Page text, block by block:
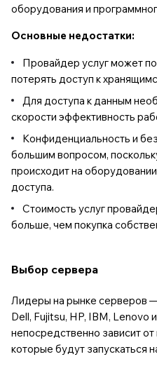
оборудования и
Основные недостатки:
Провайдер услуг может
потерять доступ к
Для доступа к данным
скорости эффективность
Конфиденциальность и
большим вопросом,
происходит на
доступа.
Стоимость услуг
больше, чем покупка
Выбор сервера
Лидеры на рынке серверов
Dell, Fujitsu, HP, IBM, Lenovo
непосредственно зависит
которые будут запускаться